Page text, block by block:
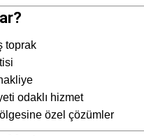
toprak
odaklı hizmet
özel çözümler